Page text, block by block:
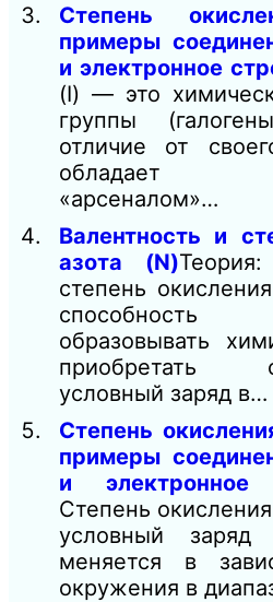
Степень
примеры
и электронное
(I) — это
группы
отличие от
обладает
«арсеналом»…
Валентность и
азота (N)
степень
образовывать
приобретать
условный заряд в…
Степень
примеры
и электронное
Степень
условный заряд
меняется в
окружения в